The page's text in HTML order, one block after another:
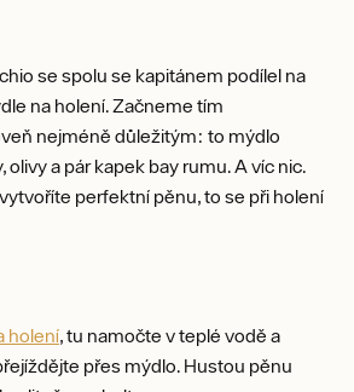
se spolu se kapitánem podílel na
na holení. Začneme tím
nejméně důležitým: to mýdlo
a pár kapek bay rumu. A víc nic.
perfektní pěnu, to se při holení
holení , tu namočte v teplé vodě a
přes mýdlo. Hustou pěnu